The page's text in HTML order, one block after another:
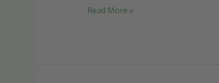
Read More »